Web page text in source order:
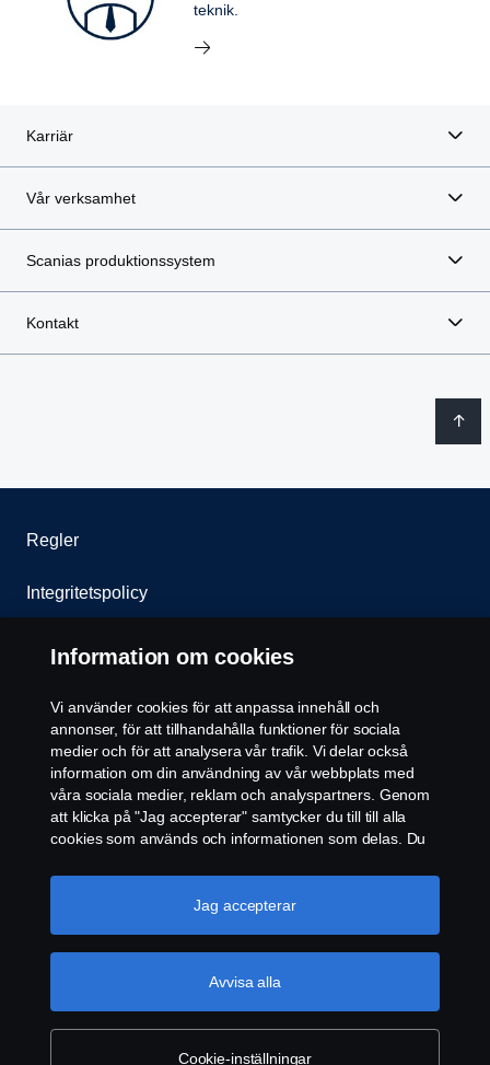
teknik.
Karriär
Vår verksamhet
Scanias produktionssystem
Kontakt
Regler
Integritetspolicy
Kontakta oss
Visselblåsning
Cookie policy
Inställningar för cookies
© Copyright Scania 2026 All rights reserved. Scania
CV AB (publ), SE-572 36 Oskarshamn, Sweden,
Tel: +46-491 76 50 00
Information om cookies
Vi använder cookies för att anpassa innehåll och
annonser, för att tillhandahålla funktioner för sociala
medier och för att analysera vår trafik. Vi delar också
information om din användning av vår webbplats med
våra sociala medier, reklam och analyspartners. Genom
att klicka på "Jag accepterar" samtycker du till till alla
cookies som används och informationen som delas. Du
"Cookie-inställningar" och välja de kategorier du vill
acceptera. För en mer detaljerad förklaring av hur vi
Cookie-inställningar
Avvisa alla
Jag accepterar